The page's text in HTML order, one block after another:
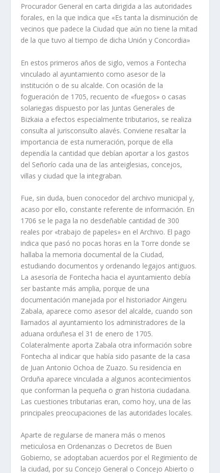
Procurador General en carta dirigida a las autoridades
forales, en la que indica que «Es tanta la disminución de
vecinos que padece la Ciudad que aún no tiene la mitad
de la que tuvo al tiempo de dicha Unión y Concordia»
En estos primeros años de siglo, vemos a Fontecha
vinculado al ayuntamiento como asesor de la
institución o de su alcalde. Con ocasión de la
fogueración de 1705, recuento de «fuegos» o casas
solariegas dispuesto por las Juntas Generales de
Bizkaia a efectos especialmente tributarios, se realiza
consulta al jurisconsulto alavés. Conviene resaltar la
importancia de esta numeración, porque de ella
dependía la cantidad que debían aportar a los gastos
del Señorío cada una de las anteiglesias, concejos,
villas y ciudad que la integraban.
Fue, sin duda, buen conocedor del archivo municipal y,
acaso por ello, constante referente de información. En
1706 se le paga la no desdeñable cantidad de 300
reales por «trabajo de papeles» en el Archivo. El pago
indica que pasó no pocas horas en la Torre donde se
hallaba la memoria documental de la Ciudad,
estudiando documentos y ordenando legajos antiguos.
La asesoría de Fontecha hacia el ayuntamiento debía
ser bastante más amplia, porque de una
documentación manejada por el historiador Aingeru
Zabala, aparece como asesor del alcalde, cuando son
llamados al ayuntamiento los administradores de la
aduana orduñesa el 31 de enero de 1705.
Colateralmente aporta Zabala otra información sobre
Fontecha al indicar que había sido pasante de la casa
de Juan Antonio Ochoa de Zuazo. Su residencia en
Orduña aparece vinculada a algunos acontecimientos
que conforman la pequeña o gran historia ciudadana.
Las cuestiones tributarias eran, como hoy, una de las
principales preocupaciones de las autoridades locales.
Aparte de regularse de manera más o menos
meticulosa en Ordenanzas o Decretos de Buen
Gobierno, se adoptaban acuerdos por el Regimiento de
la ciudad, por su Concejo General o Concejo Abierto o